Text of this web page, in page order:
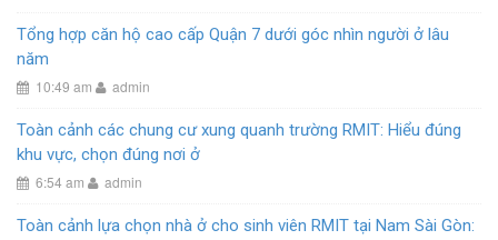
Tổng hợp căn hộ cao cấp Quận 7 dưới góc nhìn người ở lâu
năm
10:49 am admin
Toàn cảnh các chung cư xung quanh trường RMIT: Hiểu đúng
khu vực, chọn đúng nơi ở
6:54 am admin
Toàn cảnh lựa chọn nhà ở cho sinh viên RMIT tại Nam Sài Gòn: